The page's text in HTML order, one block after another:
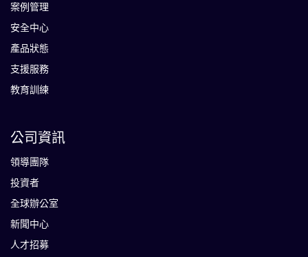
案例管理
安全中心
產品狀態
支援服務
教育訓練
公司資訊
領導團隊
投資者
全球辦公室
新聞中心
人才招募